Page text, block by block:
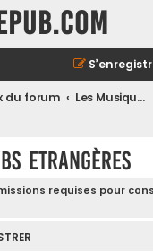
du forum
Les Musiques De Pubs
Etrangères
requises pour